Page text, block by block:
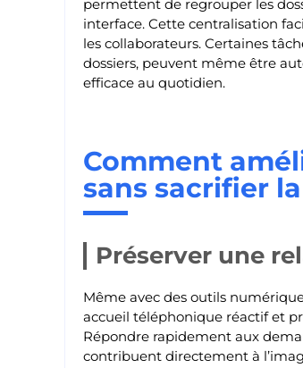
permettent de regrouper les
interface. Cette centralisation
les collaborateurs. Certaines
dossiers, peuvent même être
efficace au quotidien.
Comment
sans sacrifier
Préserver une
Même avec des outils
accueil téléphonique réactif et
Répondre rapidement aux
contribuent directement à